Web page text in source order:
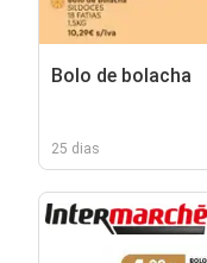
Bolo de bolacha
25 dias